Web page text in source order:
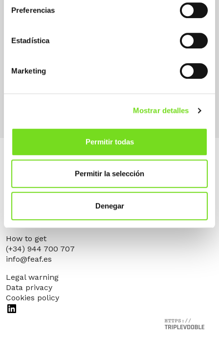
Preferencias
Estadística
Marketing
Mostrar detalles
Permitir todas
Permitir la selección
Denegar
Automotive - industrial vehicle
Molding Systems / Process Fundición
Injection
Alameda Urquijo, 33 – 1D
48008 Bilbao (Bizkaia)
How to get
(+34) 944 700 707
info@feaf.es
Legal warning
Data privacy
Cookies policy